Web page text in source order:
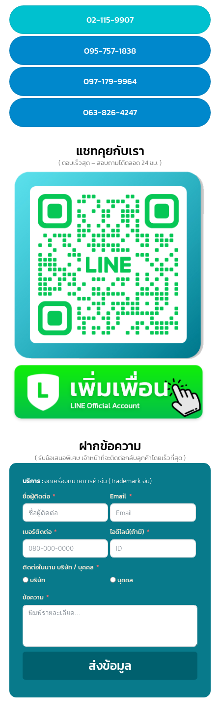
ติดต่อเรา
บริษัท อินเทลลิเจ็นซ์ บีสเน็ซ (ไทยเเลนด์) จำกัด
สายด่วน(10 คู่สาย)
เปิดให้บริการ จันทร์-ศุกร์ (09.00 – 18.00 น.)
(ติดต่อสอบถามนอกเวลาทำการ ทางไลน์ :@intbizth
02-115-9907
097-179-9964
แชทคุยกับเรา
( ตอบเร็วสุด – สอบถามได้ตลอด 24 ชม. )